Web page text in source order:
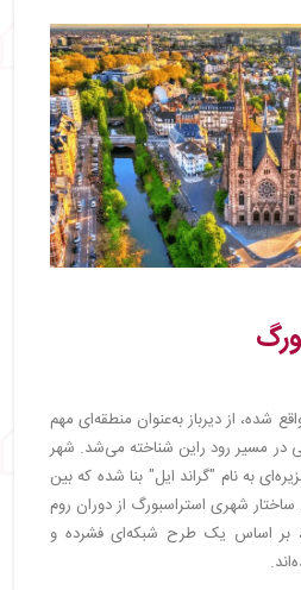
شده، از دیرباز به‌عنوان منطقه‌ای مهم
در مسیر رود راین شناخته می‌شد. شهر
به نام "گراند ایل" بنا شده که بین
ساختار شهری استراسبورگ از دوران روم
بر اساس یک طرح شبکه‌ای فشرده و